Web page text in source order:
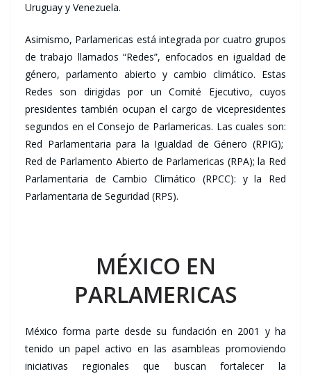
Uruguay y Venezuela.
Asimismo, Parlamericas está integrada por cuatro grupos
de trabajo llamados “Redes”, enfocados en igualdad de
género, parlamento abierto y cambio climático. Estas
Redes son dirigidas por un Comité Ejecutivo, cuyos
presidentes también ocupan el cargo de vicepresidentes
segundos en el Consejo de Parlamericas. Las cuales son:
Red Parlamentaria para la Igualdad de Género (RPIG);
Red de Parlamento Abierto de Parlamericas (RPA); la Red
Parlamentaria de Cambio Climático (RPCC): y la Red
Parlamentaria de Seguridad (RPS).
MÉXICO EN
PARLAMERICAS
México forma parte desde su fundación en 2001 y ha
tenido un papel activo en las asambleas promoviendo
iniciativas regionales que buscan fortalecer la